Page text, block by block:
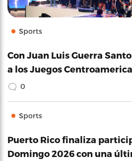
Sports
Con Juan Luis Guerra
a los Juegos
0
Sports
Puerto Rico finaliza
Domingo 2026 con una